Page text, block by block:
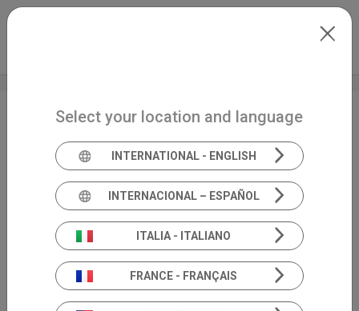
Skip to main content
Congresso Nazionale
SIAF
Select your location and language
INTERNATIONAL - ENGLISH
INTERNACIONAL – ESPAÑOL
ITALIA - ITALIANO
FRANCE - FRANÇAIS